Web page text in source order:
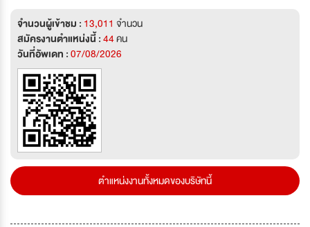
จำนวนผู้เข้าชม : 13,011 จำนวน
สมัครงานตำแหน่งนี้ :44คน
วันที่อัพเดท :07/08/2026
ตำแหน่งงานทั้งหมดของบริษัทนี้